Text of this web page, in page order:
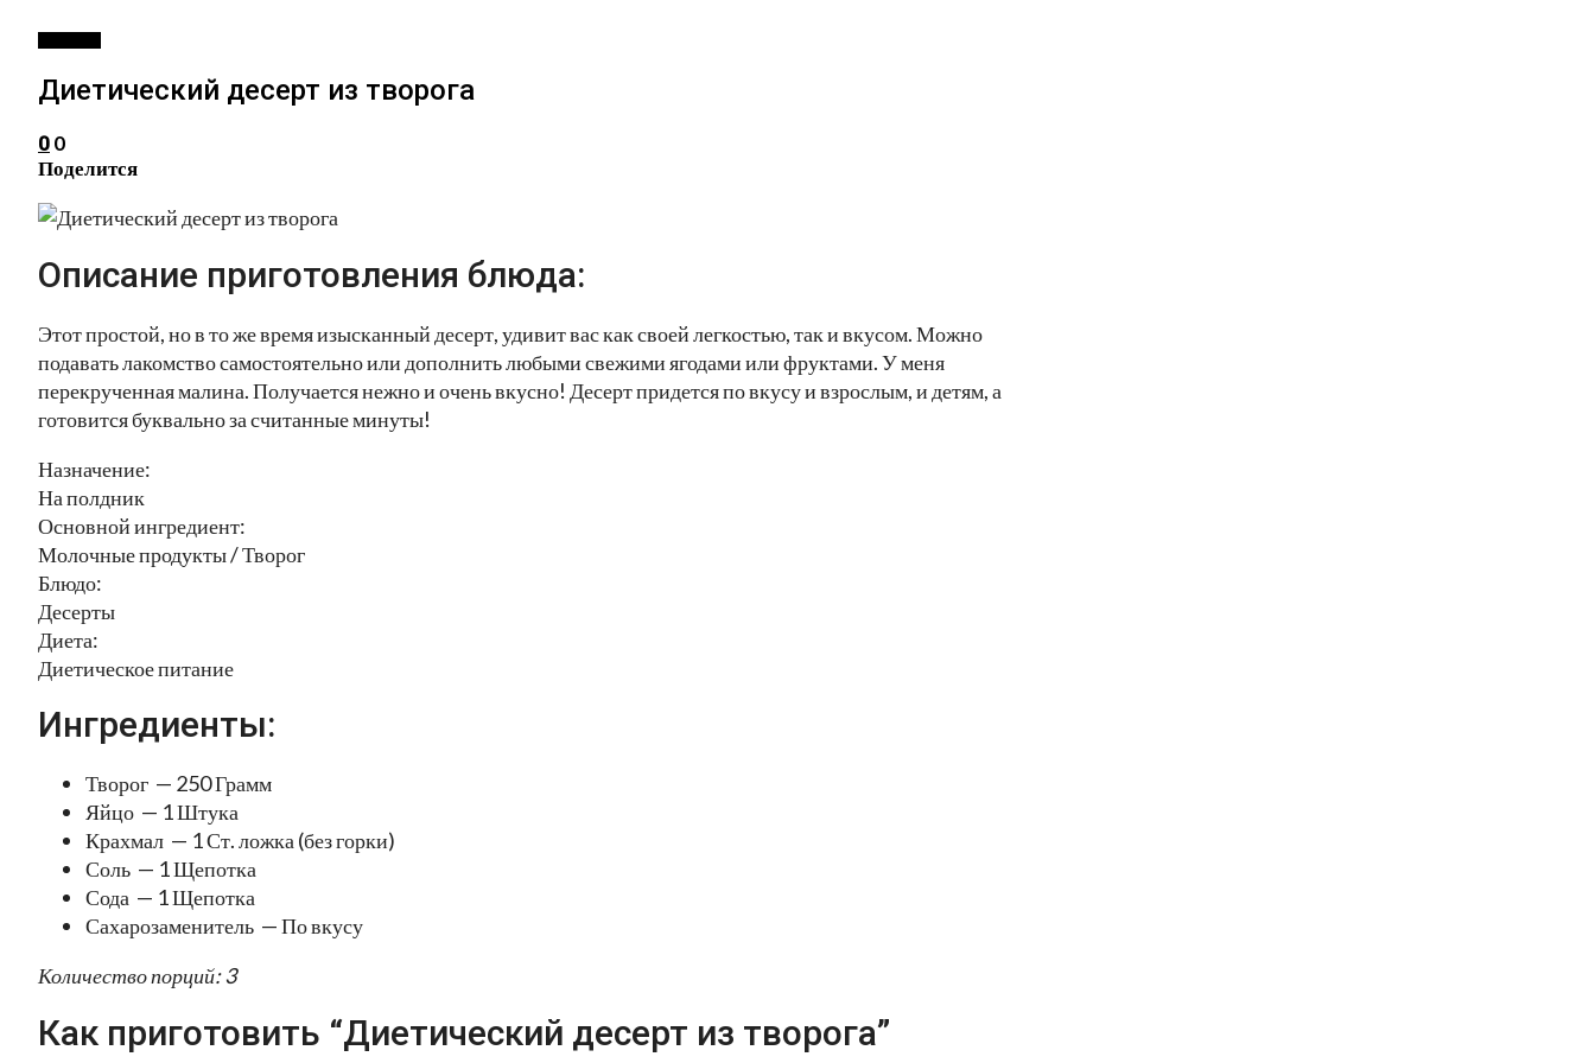
Диетический десерт из творога
0 0
Поделится
Описание приготовления блюда:
Этот простой, но в то же время изысканный десерт, удивит вас как своей легкостью, так и вкусом. Можно
подавать лакомство самостоятельно или дополнить любыми свежими ягодами или фруктами. У меня
перекрученная малина. Получается нежно и очень вкусно! Десерт придется по вкусу и взрослым, и детям, а
готовится буквально за считанные минуты!
Назначение:
На полдник
Основной ингредиент:
Молочные продукты / Творог
Блюдо:
Десерты
Диета:
Диетическое питание
Ингредиенты:
Творог — 250 Грамм
Яйцо — 1 Штука
Крахмал — 1 Ст. ложка (без горки)
Соль — 1 Щепотка
Сода — 1 Щепотка
Сахарозаменитель — По вкусу
Количество порций: 3
Как приготовить “Диетический десерт из творога”